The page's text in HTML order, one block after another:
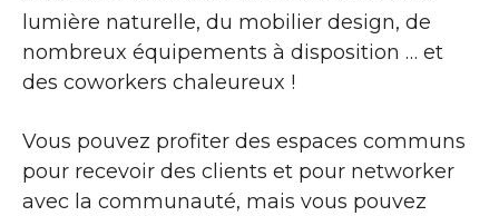
lumière naturelle, du mobilier design, de
nombreux équipements à disposition … et
des coworkers chaleureux !
Vous pouvez profiter des espaces communs
pour recevoir des clients et pour networker
avec la communauté, mais vous pouvez